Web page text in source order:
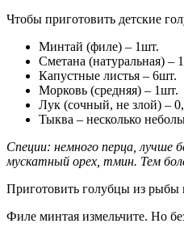
Чтобы приготовить детские
Минтай (филе) – 1шт.
Сметана (натуральная) –
Капустные листья – 6шт.
Морковь (средняя) – 1шт.
Лук (сочный, не злой) –
Тыква – несколько
Специи: немного перца,
мускатный орех, тмин. Тем
Приготовить голубцы из рыбы
Филе минтая измельчите. Но